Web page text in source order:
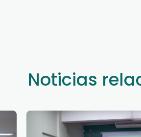
Noticias